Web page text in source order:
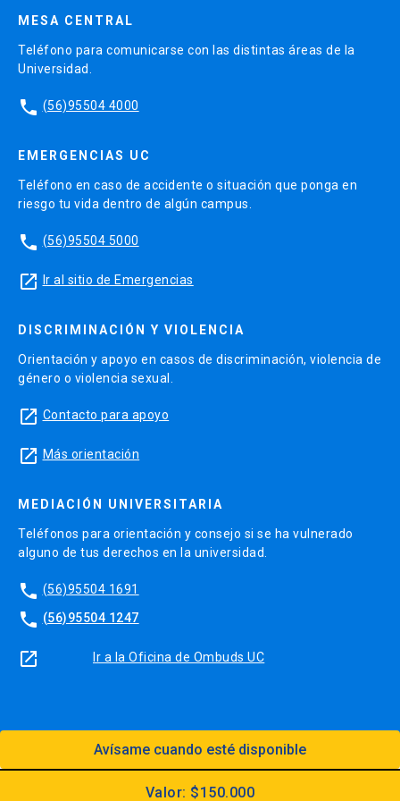
Avísame cuando esté disponible
Valor: $150.000
MESA CENTRAL
Teléfono para comunicarse con las distintas áreas de la
Universidad.
phone (56)95504 4000
EMERGENCIAS UC
Teléfono en caso de accidente o situación que ponga en
riesgo tu vida dentro de algún campus.
phone (56)95504 5000
launch Ir al sitio de Emergencias
DISCRIMINACIÓN Y VIOLENCIA
Orientación y apoyo en casos de discriminación, violencia de
género o violencia sexual.
launch Contacto para apoyo
launch Más orientación
MEDIACIÓN UNIVERSITARIA
Teléfonos para orientación y consejo si se ha vulnerado
alguno de tus derechos en la universidad.
phone (56)95504 1691
phone (56)95504 1247
launch Ir a la Oficina de Ombuds UC
Kit Digital UC